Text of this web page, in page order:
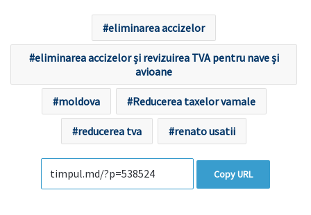
eliminarea accizelor
eliminarea accizelor și revizuirea TVA pentru nave și
avioane
moldova Reducerea taxelor vamale
reducerea tva renato usatii
Copy URL